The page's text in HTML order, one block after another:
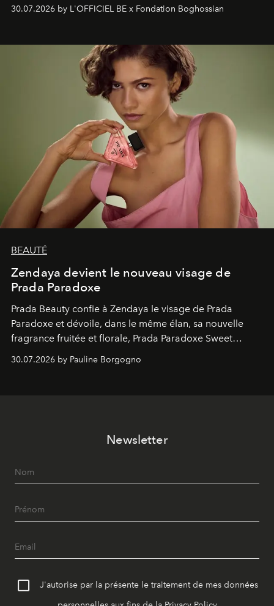
émotionnel où chaque œuvre devient le souvenir
émerveillement.
30.07.2026 by L'OFFICIEL BE x Fondation Boghossian
BEAUTÉ
Zendaya devient le nouveau visage de
Prada Paradoxe
Prada Beauty confie à Zendaya le visage de Prada
Paradoxe et dévoile, dans le même élan, sa nouvelle
fragrance fruitée et florale, Prada Paradoxe Sweet
30.07.2026 by Pauline Borgogno
Newsletter
J'autorise par la présente le traitement de mes données